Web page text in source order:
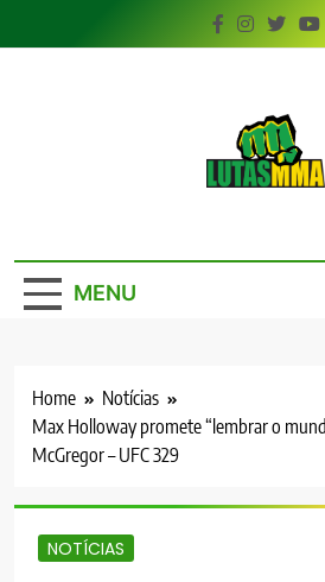
to
MENU
Home
Notícias
Max Holloway promete “lembrar o
McGregor – UFC 329
NOTÍCIAS